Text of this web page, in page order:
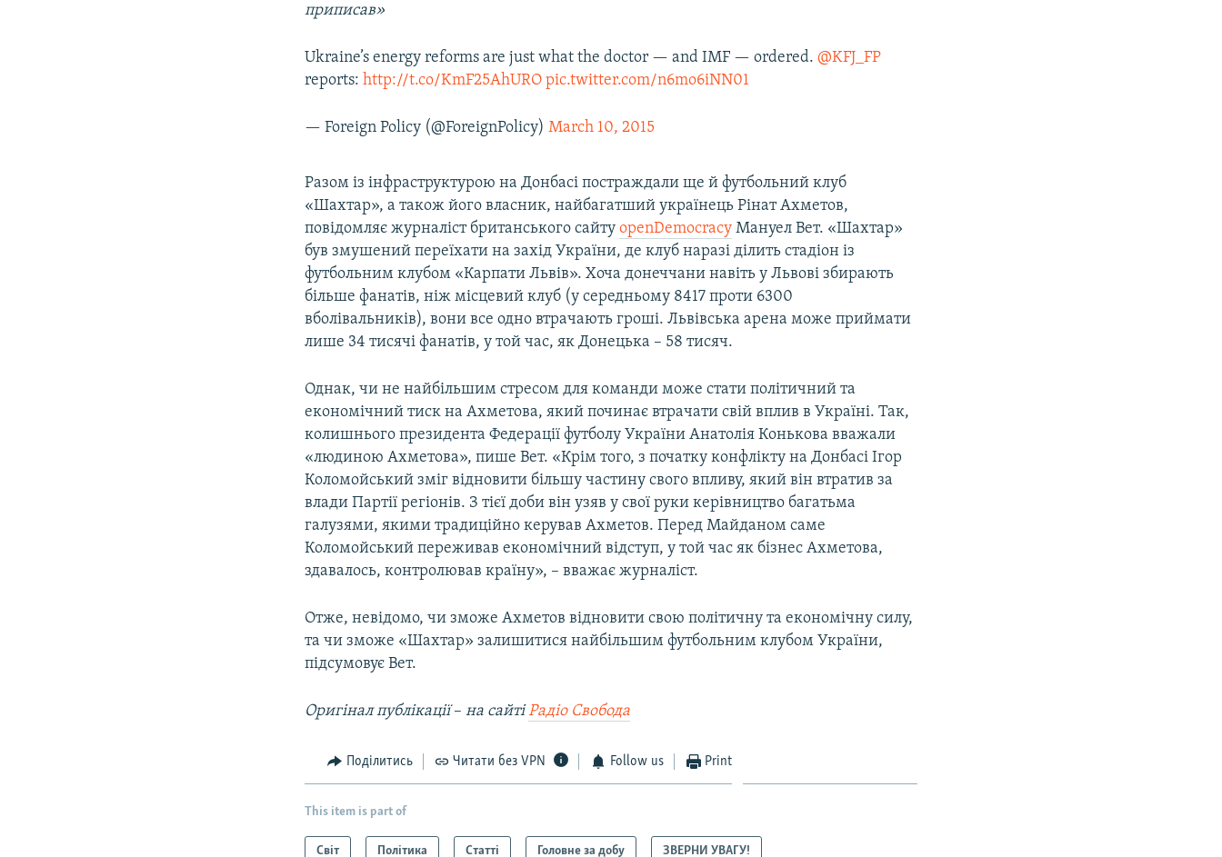
приписав»
Ukraine’s energy reforms are just what the doctor — and IMF — ordered.@KFJ_FP
reports:http://t.co/KmF25AhURO pic.twitter.com/n6mo6iNN01
— Foreign Policy (@ForeignPolicy)March 10, 2015
Разом із інфраструктурою на Донбасі постраждали ще й футбольний клуб
«Шахтар», а також його власник, найбагатший українець Рінат Ахметов,
повідомляє журналіст британського сайтуopenDemocracy Мануел Вет. «Шахтар»
був змушений переїхати на захід України, де клуб наразі ділить стадіон із
футбольним клубом «Карпати Львів». Хоча донеччани навіть у Львові збирають
більше фанатів, ніж місцевий клуб (у середньому 8417 проти 6300
вболівальників), вони все одно втрачають гроші. Львівська арена може приймати
лише 34 тисячі фанатів, у той час, як Донецька – 58 тисяч.
Однак, чи не найбільшим стресом для команди може стати політичний та
економічний тиск на Ахметова, який починає втрачати свій вплив в Україні. Так,
колишнього президента Федерації футболу України Анатолія Конькова вважали
«людиною Ахметова», пише Вет. «Крім того, з початку конфлікту на Донбасі Ігор
Коломойський зміг відновити більшу частину свого впливу, який він втратив за
влади Партії регіонів. З тієї доби він узяв у свої руки керівництво багатьма
галузями, якими традиційно керував Ахметов. Перед Майданом саме
Коломойський переживав економічний відступ, у той час як бізнес Ахметова,
здавалось, контролював країну», – вважає журналіст.
Отже, невідомо, чи зможе Ахметов відновити свою політичну та економічну силу,
та чи зможе «Шахтар» залишитися найбільшим футбольним клубом України,
підсумовує Вет.
Оригінал публікації–на сайтіРадіо Свобода
Поділитись Читати без VPN Follow us Print
This item is part of
Світ Політика Статті Головне за добу ЗВЕРНИ УВАГУ!